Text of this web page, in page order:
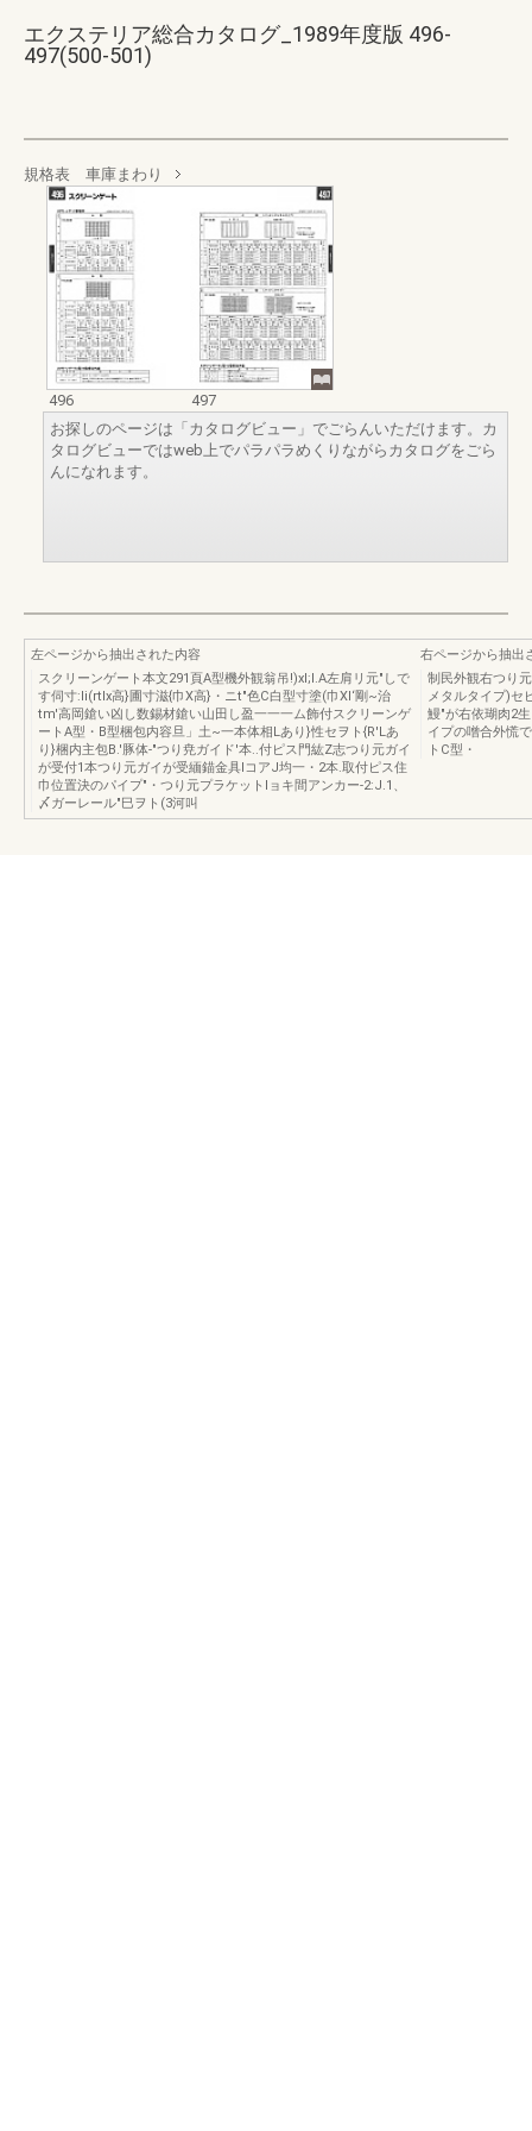
エクステリア総合カタログ_1989年度版 496-
497(500-501)
規格表 車庫まわり
496
497
お探しのページは「カタログビュー」でごらんいただけます。カ
タログビューではweb上でパラパラめくりながらカタログをごら
んになれます。
左ページから抽出された内容
スクリーンゲート本文291頁A型機外観翁吊!)xl;l.A左肩リ元"しで
す伺寸:Ii(rtlx高}圃寸滋{巾X高}・ニt"色C白型寸塗(巾XI‘剛~治
tm'高岡鎗い凶し数錫材鎗い山田し盈一一一ム飾付スクリーンゲ
ートA型・B型梱包内容旦」土~一本体相Lあり}性セヲト{R'Lあ
り}梱内主包B.'豚体-"つり尭ガイド'本..付ピス門紘Z志つり元ガイ
が受付1本つり元ガイが受緬錨金具lコアJ均一・2本.取付ピス住
巾位置決のパイプ"・つり元プラケットlョキ間アンカー-2:J.1、
〆ガーレール"巳ヲト(3河叫
右ページから抽出
制民外観右つり
メタルタイプ)セ
鰻"が右依瑚肉2
イプの噌合外慌
トC型・